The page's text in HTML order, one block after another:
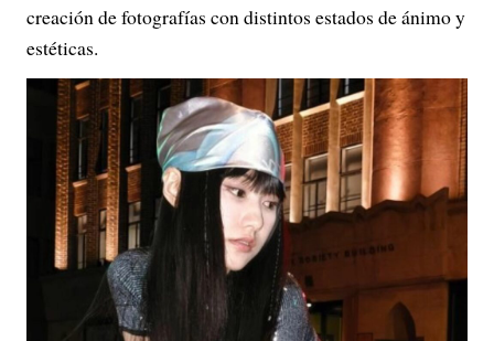
creación de fotografías con distintos estados de ánimo y
estéticas.